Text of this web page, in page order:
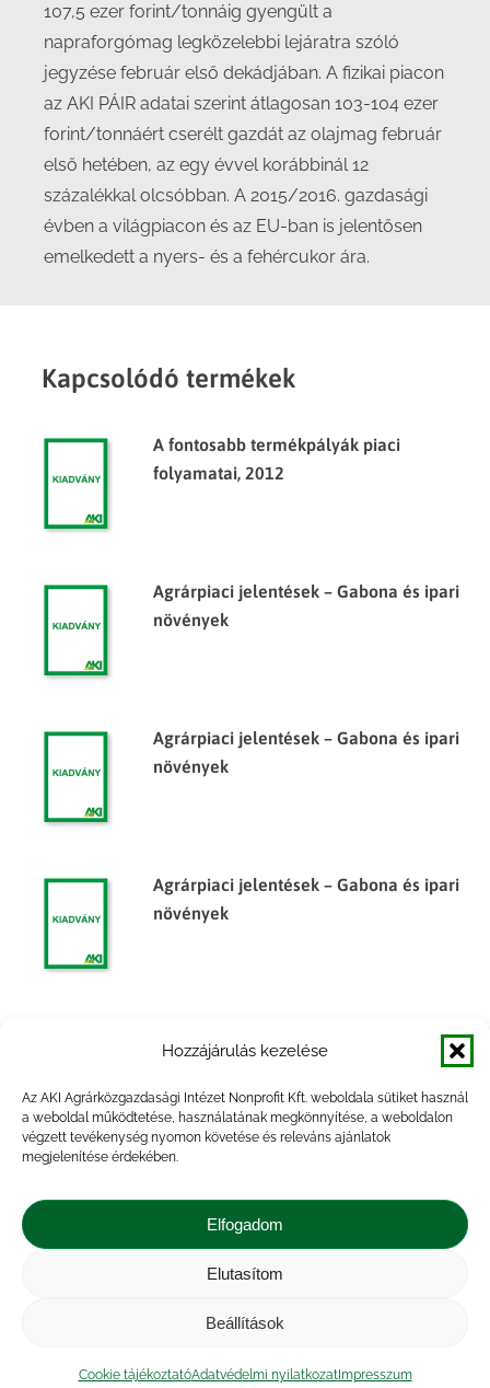
Hozzájárulás kezelése
Az AKI Agrárközgazdasági Intézet Nonprofit Kft. weboldala sütiket használ
a weboldal működtetése, használatának megkönnyítése, a weboldalon
végzett tevékenység nyomon követése és releváns ajánlatok
megjelenítése érdekében.
Elfogadom
Elutasítom
Beállítások
Cookie tájékoztatóAdatvédelmi nyilatkozatImpresszum
107,5 ezer forint/tonnáig gyengült a
napraforgómag legközelebbi lejáratra szóló
jegyzése február első dekádjában. A fizikai piacon
az AKI PÁIR adatai szerint átlagosan 103-104 ezer
forint/tonnáért cserélt gazdát az olajmag február
első hetében, az egy évvel korábbinál 12
százalékkal olcsóbban. A 2015/2016. gazdasági
évben a világpiacon és az EU-ban is jelentősen
emelkedett a nyers- és a fehércukor ára.
Kapcsolódó termékek
A fontosabb termékpályák piaci
folyamatai, 2012
Agrárpiaci jelentések – Gabona és ipari
növények
Agrárpiaci jelentések – Gabona és ipari
növények
Agrárpiaci jelentések – Gabona és ipari
növények
Agrárpiaci jelentések – Gabona és ipari
növények
növények
Közérdekű adatok
| Adatvédelmi nyilatkozat |